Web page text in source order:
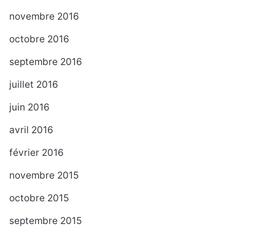
novembre 2016
octobre 2016
septembre 2016
juillet 2016
juin 2016
avril 2016
février 2016
novembre 2015
octobre 2015
septembre 2015